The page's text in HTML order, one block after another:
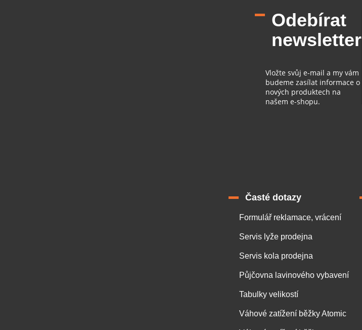
Odebírat
newsletter
Vložte svůj e-mail a my vám
budeme zasílat informace o
nových produktech na
našem e-shopu.
Časté dotazy
Formulář reklamace, vrácení
Servis lyže prodejna
Servis kola prodejna
Půjčovna lavinového vybavení
Tabulky velikostí
Váhové zatížení běžky Atomic